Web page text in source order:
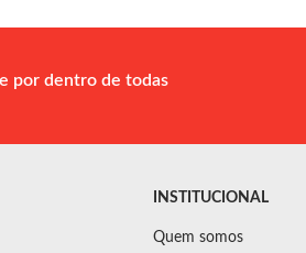
por dentro de todas
INSTITUCIONAL
Quem somos